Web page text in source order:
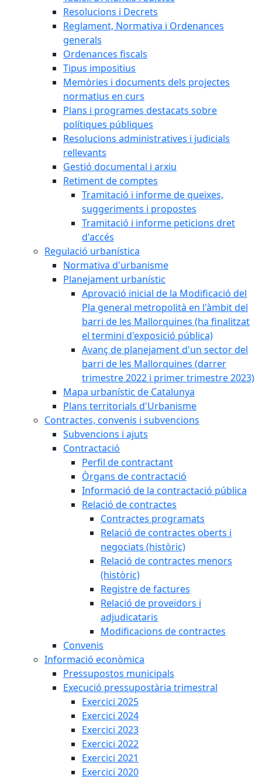
Resolucions i Decrets
Reglament, Normativa i Ordenances
generals
Ordenances fiscals
Tipus impositius
Memòries i documents dels projectes
normatius en curs
Plans i programes destacats sobre
polítiques públiques
Resolucions administratives i judicials
rellevants
Gestió documental i arxiu
Retiment de comptes
Tramitació i informe de queixes,
suggeriments i propostes
Tramitació i informe peticions dret
d'accés
Regulació urbanística
Normativa d'urbanisme
Planejament urbanístic
Aprovació inicial de la Modificació del
Pla general metropolità en l'àmbit del
barri de les Mallorquines (ha finalitzat
el termini d'exposició pública)
Avanç de planejament d'un sector del
barri de les Mallorquines (darrer
trimestre 2022 i primer trimestre 2023)
Mapa urbanístic de Catalunya
Plans territorials d'Urbanisme
Contractes, convenis i subvencions
Subvencions i ajuts
Contractació
Perfil de contractant
Òrgans de contractació
Informació de la contractació pública
Relació de contractes
Contractes programats
Relació de contractes oberts i
negociats (històric)
Relació de contractes menors
(històric)
Registre de factures
Relació de proveïdors i
adjudicataris
Modificacions de contractes
Convenis
Informació econòmica
Pressupostos municipals
Execució pressupostària trimestral
Exercici 2025
Exercici 2024
Exercici 2023
Exercici 2022
Exercici 2021
Exercici 2020